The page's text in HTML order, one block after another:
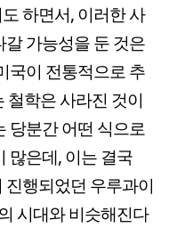
하면서, 이러한 사
가능성을 둔 것은
국이 전통적으로 추
철학은 사라진 것이
당분간 어떤 식으로
많은데, 이는 결국
행되었던 우루과이
시대와 비슷해진다